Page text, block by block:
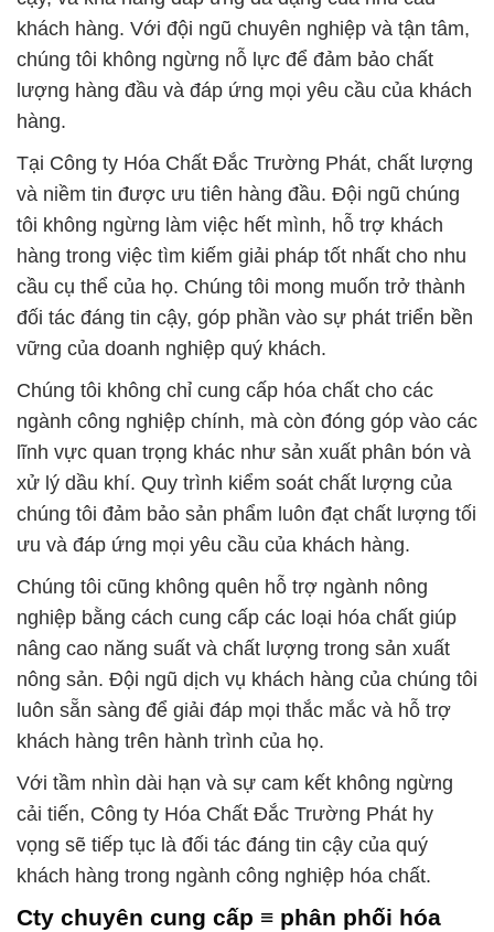
khách hàng. Với đội ngũ chuyên nghiệp và tận tâm,
chúng tôi không ngừng nỗ lực để đảm bảo chất
lượng hàng đầu và đáp ứng mọi yêu cầu của khách
hàng.
Tại Công ty Hóa Chất Đắc Trường Phát, chất lượng
và niềm tin được ưu tiên hàng đầu. Đội ngũ chúng
tôi không ngừng làm việc hết mình, hỗ trợ khách
hàng trong việc tìm kiếm giải pháp tốt nhất cho nhu
cầu cụ thể của họ. Chúng tôi mong muốn trở thành
đối tác đáng tin cậy, góp phần vào sự phát triển bền
vững của doanh nghiệp quý khách.
Chúng tôi không chỉ cung cấp hóa chất cho các
ngành công nghiệp chính, mà còn đóng góp vào các
lĩnh vực quan trọng khác như sản xuất phân bón và
xử lý dầu khí. Quy trình kiểm soát chất lượng của
chúng tôi đảm bảo sản phẩm luôn đạt chất lượng tối
ưu và đáp ứng mọi yêu cầu của khách hàng.
Chúng tôi cũng không quên hỗ trợ ngành nông
nghiệp bằng cách cung cấp các loại hóa chất giúp
nâng cao năng suất và chất lượng trong sản xuất
nông sản. Đội ngũ dịch vụ khách hàng của chúng tôi
luôn sẵn sàng để giải đáp mọi thắc mắc và hỗ trợ
khách hàng trên hành trình của họ.
Với tầm nhìn dài hạn và sự cam kết không ngừng
cải tiến, Công ty Hóa Chất Đắc Trường Phát hy
vọng sẽ tiếp tục là đối tác đáng tin cậy của quý
khách hàng trong ngành công nghiệp hóa chất.
Cty chuyên cung cấp ≡ phân phối hóa